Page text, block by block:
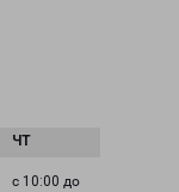
с 10:00 до